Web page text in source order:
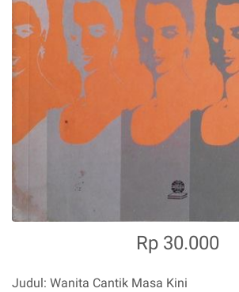
Rp 30.000
Judul: Wanita Cantik Masa Kini